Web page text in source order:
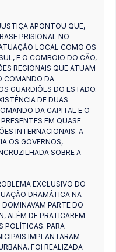
APONTOU QUE,
PRISIONAL NO
LOCAL COMO OS
E O COMBOIO DO CÃO,
REGIONAIS QUE ATUAM
COMANDO DA
GUARDIÕES DO ESTADO.
DE DUAS
DA CAPITAL E O
EM QUASE
INTERNACIONAIS. A
OS GOVERNOS,
SOBRE A
EXCLUSIVO DO
DRAMÁTICA NA
PARTE DO
ALÉM DE PRATICAREM
POLÍTICAS. PARA
IMPLANTARAM
FOI REALIZADA